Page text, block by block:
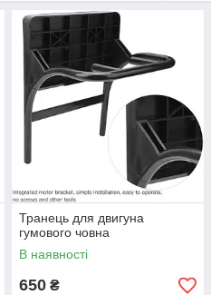
Транець для двигуна
гумового човна
В наявності
650 ₴